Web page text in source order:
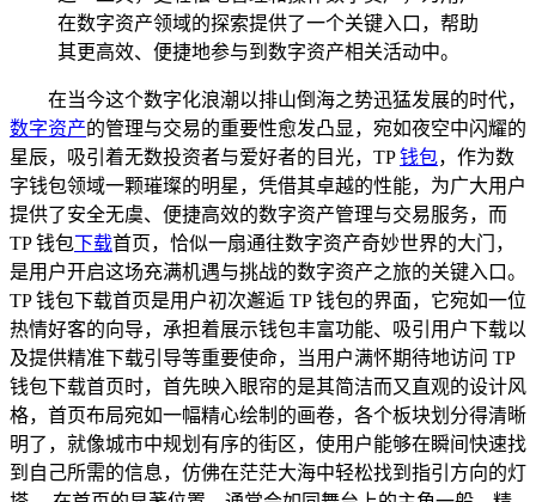
在数字资产领域的探索提供了一个关键入口，帮助
其更高效、便捷地参与到数字资产相关活动中。
在当今这个数字化浪潮以排山倒海之势迅猛发展的时代，
数字资产的管理与交易的重要性愈发凸显，宛如夜空中闪耀的
星辰，吸引着无数投资者与爱好者的目光，TP钱包，作为数
字钱包领域一颗璀璨的明星，凭借其卓越的性能，为广大用户
提供了安全无虞、便捷高效的数字资产管理与交易服务，而
TP 钱包下载首页，恰似一扇通往数字资产奇妙世界的大门，
是用户开启这场充满机遇与挑战的数字资产之旅的关键入口。
TP 钱包下载首页是用户初次邂逅 TP 钱包的界面，它宛如一位
热情好客的向导，承担着展示钱包丰富功能、吸引用户下载以
及提供精准下载引导等重要使命，当用户满怀期待地访问 TP
钱包下载首页时，首先映入眼帘的是其简洁而又直观的设计风
格，首页布局宛如一幅精心绘制的画卷，各个板块划分得清晰
明了，就像城市中规划有序的街区，使用户能够在瞬间快速找
到自己所需的信息，仿佛在茫茫大海中轻松找到指引方向的灯